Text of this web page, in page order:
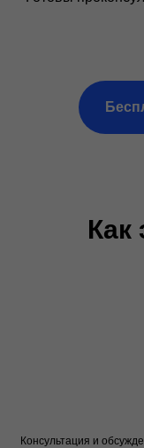
Как
Консультация и